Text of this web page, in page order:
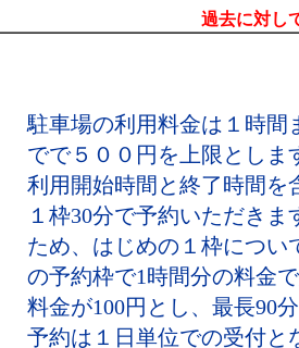
過去に対し
駐車場の利用料金は１時間
でで５００円を上限としま
利用開始時間と終了時間を
１枠30分で予約いただき
ため、はじめの１枠につい
の予約枠で1時間分の料金
料金が100円とし、最長90
予約は１日単位での受付と